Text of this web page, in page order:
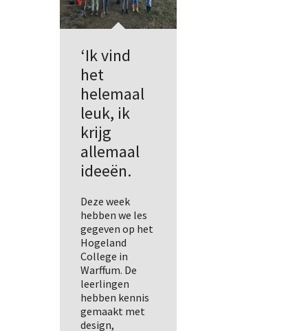
‘Ik vind
het
helemaal
leuk, ik
krijg
allemaal
ideeën.
Deze week
hebben we les
gegeven op het
Hogeland
College in
Warffum. De
leerlingen
hebben kennis
gemaakt met
design,